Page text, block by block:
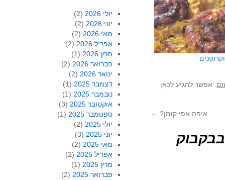
. אפשר להגיע לכאן
איפה אפי קומן? ←
יולי 2026
(2)
יוני 2026
(2)
מאי 2026
(2)
אפריל 2026
(2)
מרץ 2026
(1)
פברואר 2026
(2)
ינואר 2026
(2)
דצמבר 2025
(1)
נובמבר 2025
(1)
אוקטובר 2025
(3)
ספטמבר 2025
(1)
יולי 2025
(2)
יוני 2025
(3)
מאי 2025
(2)
אפריל 2025
(2)
מרץ 2025
(1)
פברואר 2025
(2)